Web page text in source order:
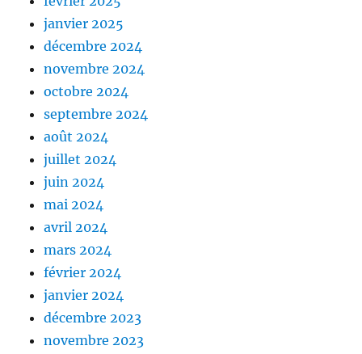
janvier 2025
décembre 2024
novembre 2024
octobre 2024
septembre 2024
août 2024
juillet 2024
juin 2024
mai 2024
avril 2024
mars 2024
février 2024
janvier 2024
décembre 2023
novembre 2023